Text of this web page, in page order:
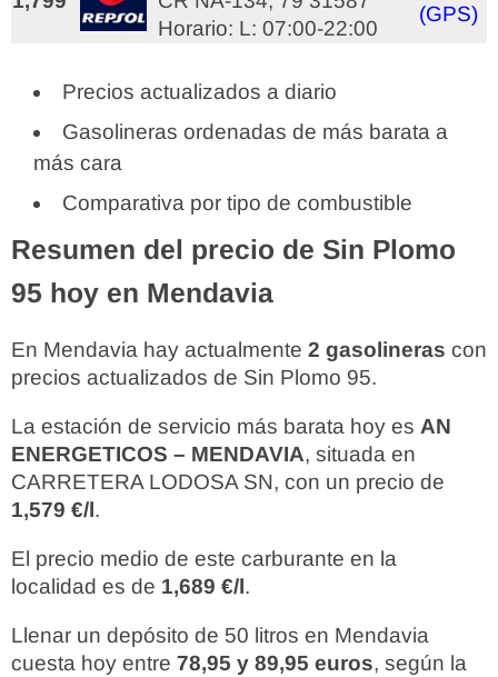
Horario: L: 07:00-22:00
(GPS)
Precios actualizados a diario
Gasolineras ordenadas de más barata a
más cara
Comparativa por tipo de combustible
Resumen del precio de Sin Plomo
95 hoy en Mendavia
En Mendavia hay actualmente 2 gasolineras con
precios actualizados de Sin Plomo 95.
La estación de servicio más barata hoy es AN
ENERGETICOS – MENDAVIA, situada en
CARRETERA LODOSA SN, con un precio de
1,579 €/l.
El precio medio de este carburante en la
localidad es de 1,689 €/l.
Llenar un depósito de 50 litros en Mendavia
cuesta hoy entre 78,95 y 89,95 euros, según la